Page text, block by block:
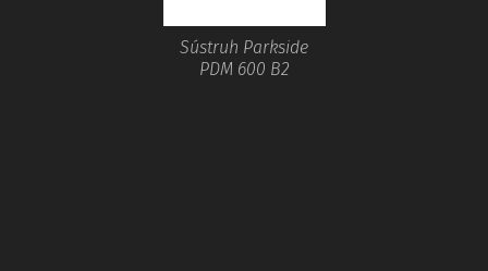
Sústruh Parkside
PDM 600 B2